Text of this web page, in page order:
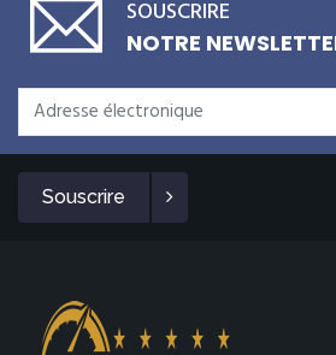
SOUSCRIRE
NOTRE
Souscrire